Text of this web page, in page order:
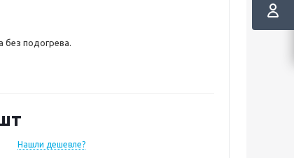
без подогрева.
Нашли дешевле?